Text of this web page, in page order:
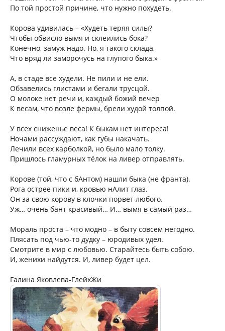
По той простой причине, что нужно похудеть.
Корова удивилась – «Худеть теряя силы?
Чтобы обвисло вымя и склеились бока?
Конечно, замуж надо. Но, я такого склада,
Что вряд ли заморочусь на глупого быка.»
А, в стаде все худели. Не пили и не ели.
Обзавелись глистами и бегали трусцой.
О молоке нет речи и, каждый божий вечер
К весам, что возле фермы, брели худой толпой.
У всех сниженье веса! К быкам нет интереса!
Ночами рассуждают, как губы накачать.
Лечили всех карболкой, но было мало толку.
Пришлось гламурных тёлок на ливер отправлять.
Корове (той, что с бАнтом) нашли быка (не франта).
Рога острее пики и, кровью нАлит глаз.
Он за свою корову в клочки порвет любого.
Уж… очень бант красивый… И… вымя в самый раз…
Мораль проста – что модно – в быту совсем негодно.
Плясать под чью-то дудку – юродивых удел.
Смотрите в мир с любовью. Старайтесь быть собою.
И, женихи найдутся. И, ливер будет цел.
Галина Яковлева-ГлейхЖи